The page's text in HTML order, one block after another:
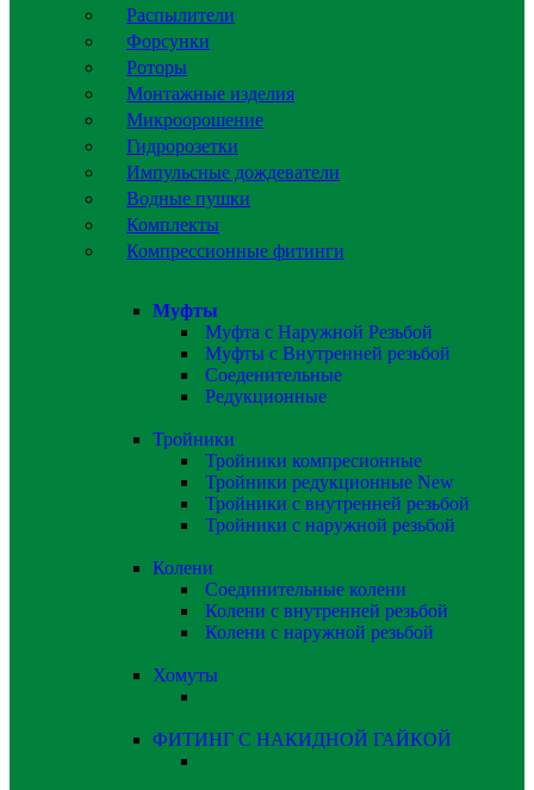
Распылители
Форсунки
Роторы
Монтажные изделия
Микроорошение
Гидророзетки
Импульсные дождеватели
Водные пушки
Комплекты
Компрессионные фитинги
Муфты
Муфта с Наружной Резьбой
Муфты с Внутренней резьбой
Соеденительные
Редукционные
Тройники
Тройники компресионные
Тройники редукционные New
Тройники с внутренней резьбой
Тройники с наружной резьбой
Колени
Соединительные колени
Колени с внутренней резьбой
Колени с наружной резьбой
Хомуты
ФИТИНГ С НАКИДНОЙ ГАЙКОЙ